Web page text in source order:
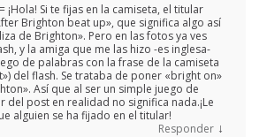
¡Hola! Si te fijas en la camiseta, el titular
Brighton beat up», que significa algo así
de Brighton». Pero en las fotos ya ves
y la amiga que me las hizo -es inglesa-
de palabras con la frase de la camiseta
del flash. Se trataba de poner «bright on»
Así que al ser un simple juego de
del post en realidad no significa nada.¡Le
alguien se ha fijado en el titular!
Responder ↓